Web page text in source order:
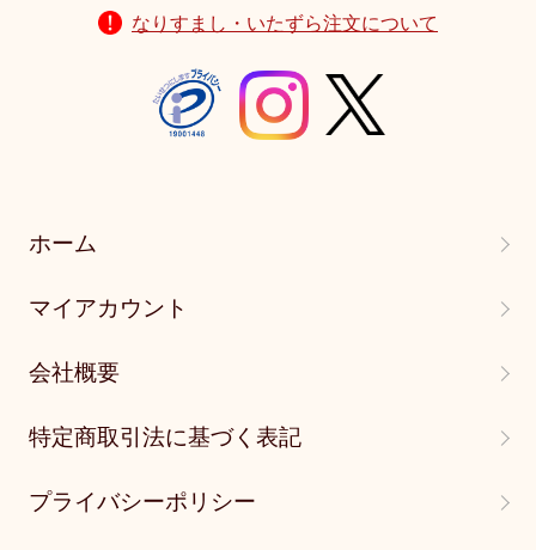
なりすまし・いたずら注文について
ホーム
マイアカウント
会社概要
特定商取引法に基づく表記
プライバシーポリシー